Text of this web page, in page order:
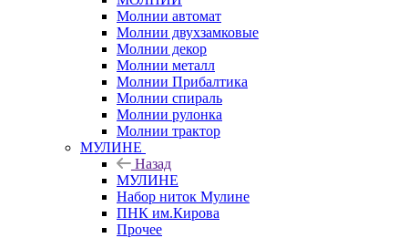
Молнии автомат
Молнии двухзамковые
Молнии декор
Молнии металл
Молнии Прибалтика
Молнии спираль
Молнии рулонка
Молнии трактор
МУЛИНЕ
Назад
МУЛИНЕ
Набор ниток Мулине
ПНК им.Кирова
Прочее